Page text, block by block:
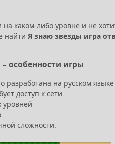
на каком-либо уровне и не
найти Я знаю звезды игра
особенности игры
разработана на русском языке
доступ к сети
уровней
сложности.